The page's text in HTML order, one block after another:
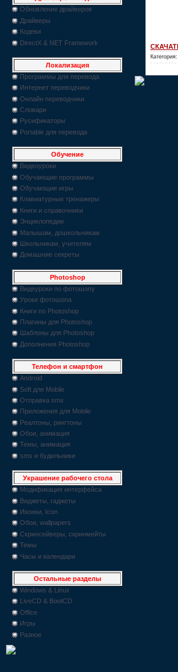
Обновление драйверов
Драйверы
Кодеки
DirectX & NET Framework
Локализация
Программы для перевода
Интернет переводчики
Онлайн переводчики
Словари
Русификаторы
Portable для перевода
Обучение
Видеоуроки
Обучающие программы
Обучающие игры
Клавиатурные тренажеры
Книги и справочники
Энциклопедии
Малышам, дошкольникам
Школьникам, учителям
Домашние секреты
Photoshop
Видеуроки по фотошопу
Уроки фотошопа
Книги по Photoshop
Плагины для Photoshop
Шаблоны для Photoshop
Дополнения Photoshop
Телефон и смартфон
Android
Soft для Mobile
Отправка sms
Приложения для Mobile
Реалтоны, рингтоны
Обои, анимация
Темы, анимация
sms и будильники
Украшение рабочего стола
Модификация интерфейса
Виджеты, гаджеты
Иконки, Icon
Обои, wallpapers
Скринсейверы, скринмейты
Темы
Часы и календари
Остальные разделы
Windows & Linux
LiveCD & BootCD
Office
Игры
Разное
Категория: